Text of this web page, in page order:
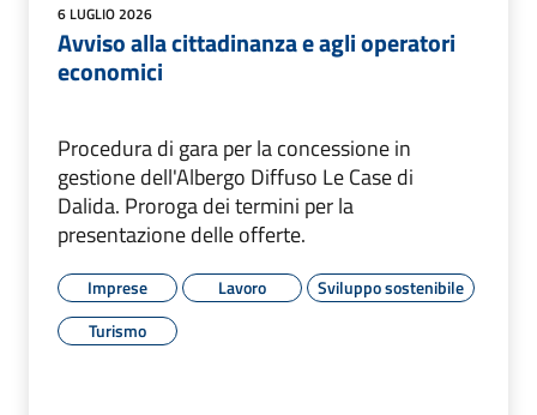
6 LUGLIO 2026
Avviso alla cittadinanza e agli operatori
economici
Procedura di gara per la concessione in
gestione dell'Albergo Diffuso Le Case di
Dalida. Proroga dei termini per la
presentazione delle offerte.
Imprese Lavoro
Sviluppo sostenibile
Turismo